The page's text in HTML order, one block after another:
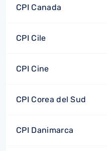
CPI Canada
CPI Cile
CPI Cine
CPI Corea del Sud
CPI Danimarca